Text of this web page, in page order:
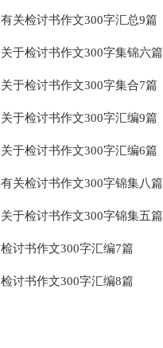
有关检讨书作文300字汇总9篇
关于检讨书作文300字集锦六篇
关于检讨书作文300字集合7篇
关于检讨书作文300字汇编9篇
关于检讨书作文300字汇编6篇
有关检讨书作文300字锦集八篇
关于检讨书作文300字锦集五篇
检讨书作文300字汇编7篇
检讨书作文300字汇编8篇